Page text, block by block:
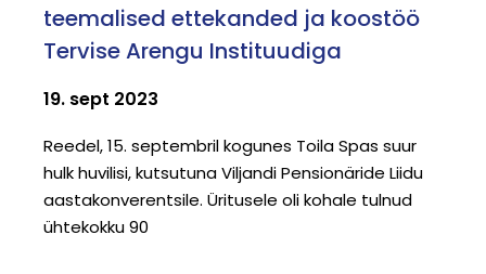
teemalised ettekanded ja koostöö
Tervise Arengu Instituudiga
19. sept 2023
Reedel, 15. septembril kogunes Toila Spas suur
hulk huvilisi, kutsutuna Viljandi Pensionäride Liidu
aastakonverentsile. Üritusele oli kohale tulnud
ühtekokku 90